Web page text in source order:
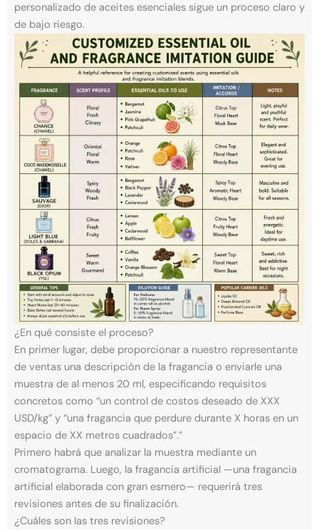
personalizado de aceites esenciales sigue un proceso claro y
de bajo riesgo.
¿En qué consiste el proceso?
En primer lugar, debe proporcionar a nuestro representante
de ventas una descripción de la fragancia o enviarle una
muestra de al menos 20 ml, especificando requisitos
concretos como “un control de costos deseado de XXX
USD/kg” y “una fragancia que perdure durante X horas en un
espacio de XX metros cuadrados”.”
Primero habrá que analizar la muestra mediante un
cromatograma. Luego, la fragancia artificial —una fragancia
artificial elaborada con gran esmero— requerirá tres
revisiones antes de su finalización.
¿Cuáles son las tres revisiones?